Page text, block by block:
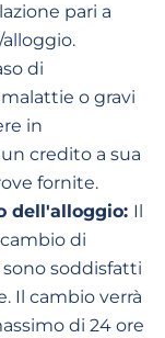
pari a
di
o gravi
in
credito a sua
fornite.
dell'alloggio: Il
di
soddisfatti
Il cambio verrà
di 24 ore